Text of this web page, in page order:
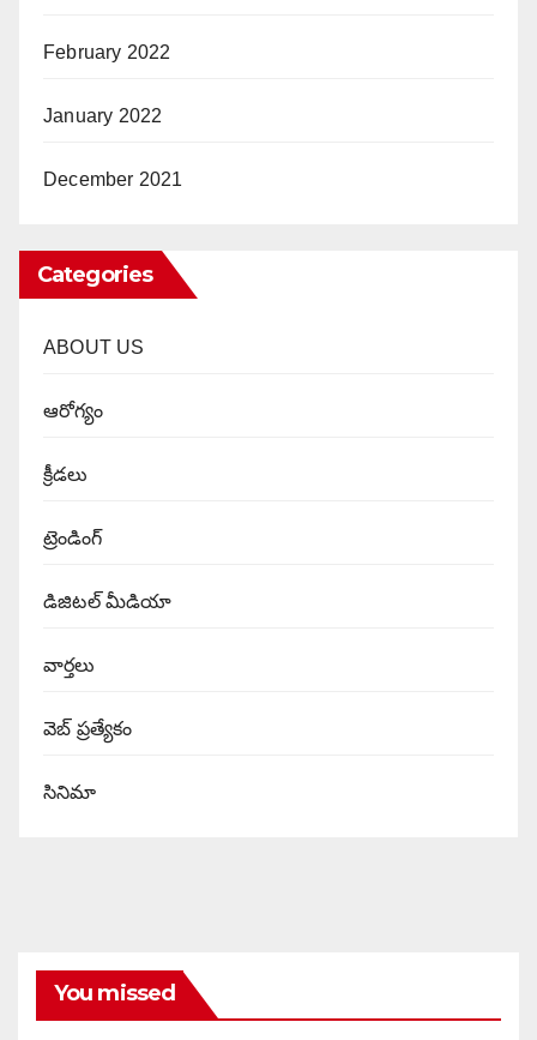
February 2022
January 2022
December 2021
Categories
ABOUT US
ఆరోగ్యం
క్రీడలు
ట్రెండింగ్
డిజిటల్ మీడియా
వార్త‌లు
వెబ్ ప్రత్యేకం
సినిమా
You missed